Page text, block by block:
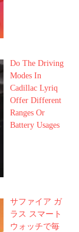
Do The Driving
Modes In
Cadillac Lyriq
Offer Different
Ranges Or
Battery Usages
サファイア ガ
ラス スマート
ウォッチで毎